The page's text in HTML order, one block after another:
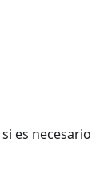
es necesario